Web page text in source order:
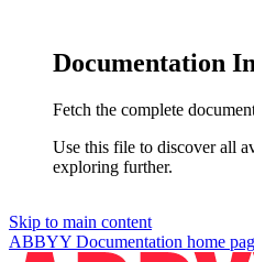
Documentation
Fetch the complete
Use this file to discover all
exploring further.
Skip to main content
ABBYY Documentation home